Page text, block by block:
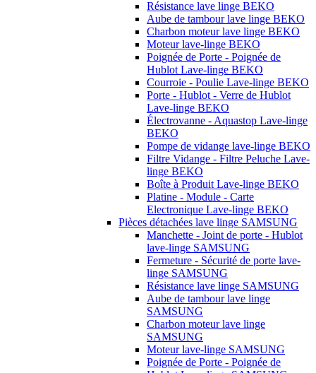
Résistance lave linge BEKO
Aube de tambour lave linge BEKO
Charbon moteur lave linge BEKO
Moteur lave-linge BEKO
Poignée de Porte - Poignée de
Hublot Lave-linge BEKO
Courroie - Poulie Lave-linge BEKO
Porte - Hublot - Verre de Hublot
Lave-linge BEKO
Électrovanne - Aquastop Lave-linge
BEKO
Pompe de vidange lave-linge BEKO
Filtre Vidange - Filtre Peluche Lave-
linge BEKO
Boîte à Produit Lave-linge BEKO
Platine - Module - Carte
Electronique Lave-linge BEKO
Pièces détachées lave linge SAMSUNG
Manchette - Joint de porte - Hublot
lave-linge SAMSUNG
Fermeture - Sécurité de porte lave-
linge SAMSUNG
Résistance lave linge SAMSUNG
Aube de tambour lave linge
SAMSUNG
Charbon moteur lave linge
SAMSUNG
Moteur lave-linge SAMSUNG
Poignée de Porte - Poignée de